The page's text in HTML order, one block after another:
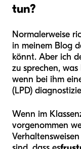
tun?
Normalerweise
in meinem Blog
könnt. Aber ich
zu sprechen,
wenn bei ihm
(LPD)
Wenn im
vorgenommen